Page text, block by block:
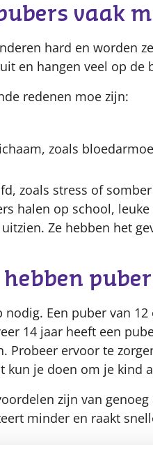
vaak
hard en worden
en hangen veel op de
redenen moe zijn:
zoals
zoals stress of
halen op school,
Ze hebben het
hebben
nodig. Een puber van
14 jaar heeft een
Probeer ervoor te
kun je doen om je kind
zijn van
minder en raakt
handige tijd is om